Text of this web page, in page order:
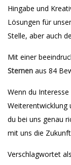
Hingabe und
Lösungen für
Stelle, aber auch
Mit einer
Sternen aus 84
Wenn du
Weiterentwicklung
du bei uns genau
mit uns die
Verschlagwortet